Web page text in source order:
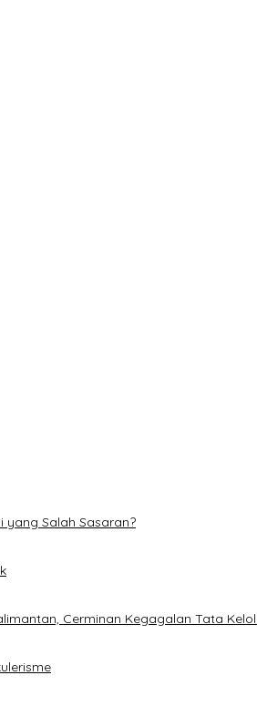
yang Salah Sasaran?
Cerminan Kegagalan Tata